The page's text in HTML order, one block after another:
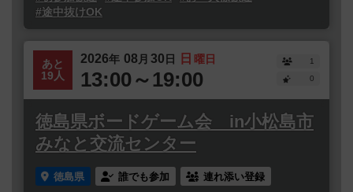
#途中抜けOK
あと
19人
2026年 08 月 30日 日 曜日
13:00～19:00
1
0
徳島県ボードゲーム会 in小松島市
みなと交流センター
徳島県 誰でも参加 連れ添い登録